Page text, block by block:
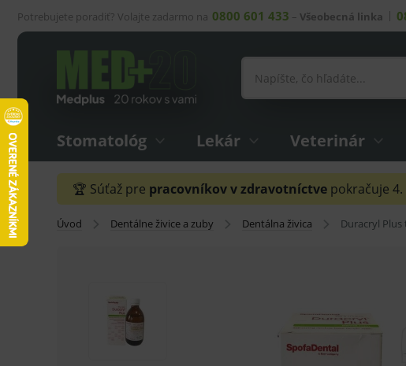
Potrebujete poradiť? Volajte zadarmo na 0800 601 433 – Všeobecná linka
Stomatológ Lekár Veterinár
🏆 Súťaž pre pracovníkov v zdravotníctve pokračuje 4.
Úvod Dentálne živice a zuby Dentálna živica Duracryl